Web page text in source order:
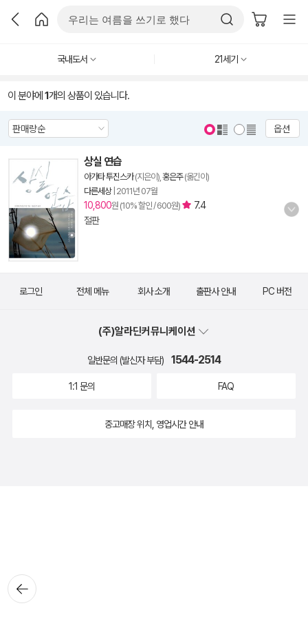
국내도서 21세기
이 분야에 1개의 상품이 있습니다.
옵션
상실 연습
아가타 투진스카(지은이), 홍은주(옮긴이)
다른세상| 2011년 07월
10,800원 (10% 할인 / 600원)
7.4
절판
뒤로가
기
로그인 전체 메뉴 회사 소개 출판사 안내 PC 버전
(주)알라딘커뮤니케이션
일반문의 (발신자 부담) 1544-2514
1:1 문의 FAQ
중고매장 위치, 영업시간 안내